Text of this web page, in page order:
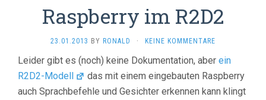
Raspberry im R2D2
23.01.2013 BY RONALD · KEINE KOMMENTARE
Leider gibt es (noch) keine Dokumentation, aber ein
R2D2-Modell
das mit einem eingebauten Raspberry
auch Sprachbefehle und Gesichter erkennen kann klingt